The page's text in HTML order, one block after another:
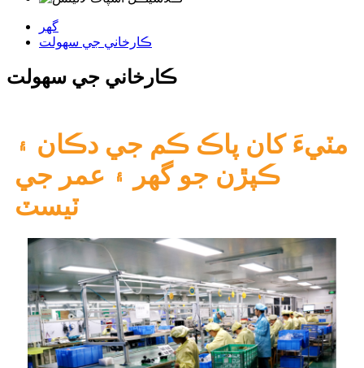
گھر
ڪارخاني جي سهولت
ڪارخاني جي سهولت
مٽيءَ کان پاڪ ڪم جي دڪان ۽
ڪپڙن جو گھر ۽ عمر جي
ٽيسٽ